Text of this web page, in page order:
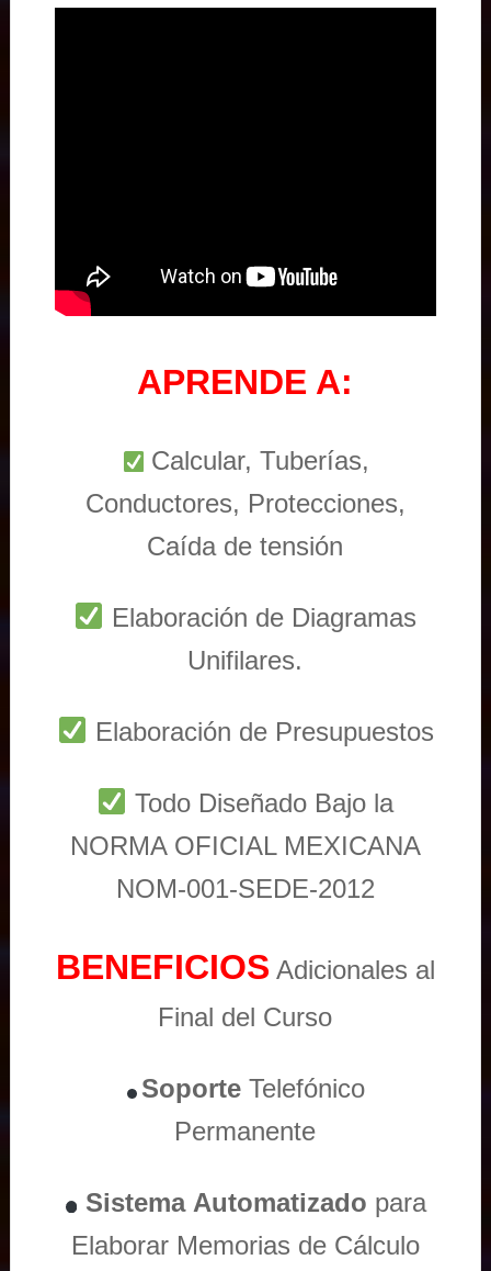
APRENDE A:
Calcular, Tuberías,
Conductores, Protecciones,
Caída de tensión
Elaboración de Diagramas
Unifilares.
Elaboración de Presupuestos
Todo Diseñado Bajo la
NORMA OFICIAL MEXICANA
NOM-001-SEDE-2012
BENEFICIOS Adicionales al
Final del Curso
Soporte Telefónico
Permanente
Sistema Automatizado para
Elaborar Memorias de Cálculo